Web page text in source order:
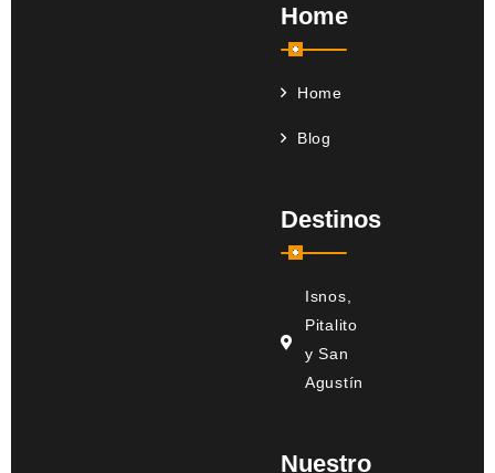
Home
Home
Blog
Destinos
Isnos,
Pitalito
y San
Agustín
Nuestro